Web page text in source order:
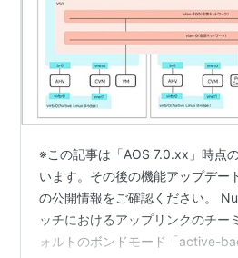
※この記事は「AOS 7.0.xx」時点
います。その後の機能アップデー
の公開情報をご確認ください。
ッチにおけるアップリンクのチー
ォルトのボンドモード「active-